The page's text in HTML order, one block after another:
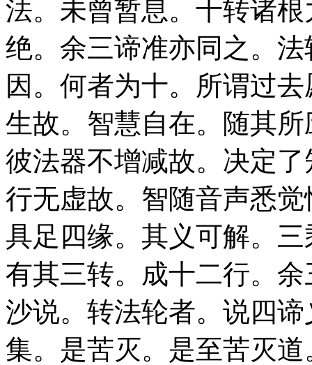
法。未曾暂息。十转诸
绝。余三谛准亦同之。
因。何者为十。所谓过
生故。智慧自在。随其
彼法器不增减故。决定
行无虚故。智随音声悉
具足四缘。其义可解。
有其三转。成十二行。
沙说。转法轮者。说四
集。是苦灭。是至苦灭